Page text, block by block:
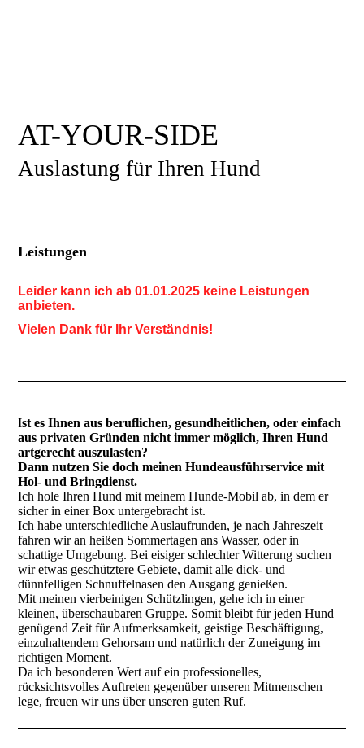
AT-YOUR-SIDE
Auslastung für Ihren Hund
Leistungen
Leider kann ich ab 01.01.2025 keine Leistungen
anbieten.
Vielen Dank für Ihr Verständnis!
Ist es Ihnen aus beruflichen, gesundheitlichen, oder einfach
aus privaten Gründen nicht immer möglich, Ihren Hund
artgerecht auszulasten?
Dann nutzen Sie doch meinen Hundeausführservice mit
Hol- und Bringdienst.
Ich hole Ihren Hund mit meinem Hunde-Mobil ab, in dem er
sicher in einer Box untergebracht ist.
Ich habe unterschiedliche Auslaufrunden, je nach Jahreszeit
fahren wir an heißen Sommertagen ans Wasser, oder in
schattige Umgebung. Bei eisiger schlechter Witterung suchen
wir etwas geschütztere Gebiete, damit alle dick- und
dünnfelligen Schnuffelnasen den Ausgang genießen.
Mit meinen vierbeinigen Schützlingen, gehe ich in einer
kleinen, überschaubaren Gruppe. Somit bleibt für jeden Hund
genügend Zeit für Aufmerksamkeit, geistige Beschäftigung,
einzuhaltendem Gehorsam und natürlich der Zuneigung im
richtigen Moment.
Da ich besonderen Wert auf ein professionelles,
rücksichtsvolles Auftreten gegenüber unseren Mitmenschen
lege, freuen wir uns über unseren guten Ruf.